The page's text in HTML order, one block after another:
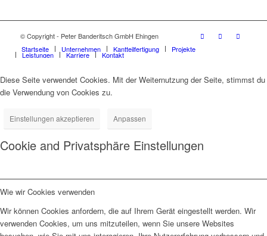
© Copyright - Peter Banderitsch GmbH Ehingen
Startseite
Unternehmen Kantteilfertigung Projekte
Leistungen Karriere Kontakt
Diese Seite verwendet Cookies. Mit der Weiternutzung der Seite, stimmst du
die Verwendung von Cookies zu.
Einstellungen akzeptieren Anpassen
Cookie and Privatsphäre Einstellungen
Wie wir Cookies verwenden
Wir können Cookies anfordern, die auf Ihrem Gerät eingestellt werden. Wir
verwenden Cookies, um uns mitzuteilen, wenn Sie unsere Websites